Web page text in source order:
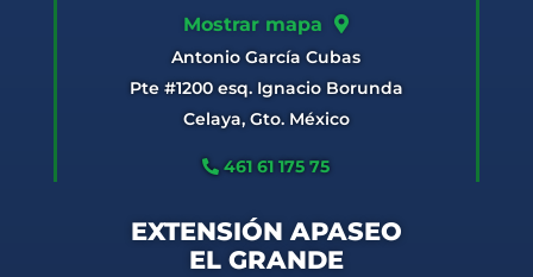
Mostrar mapa
Antonio García Cubas
Pte #1200 esq. Ignacio Borunda
Celaya, Gto. México
461 61 175 75
EXTENSIÓN APASEO
EL GRANDE